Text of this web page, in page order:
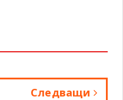
Следващи